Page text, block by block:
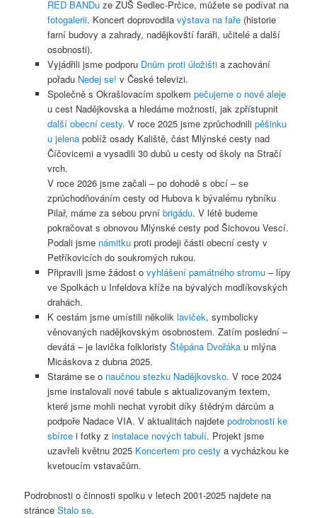
RED BANDuze ZUŠ Sedlec-Prčice, můžete se podívat na
fotogalerii. Koncert doprovodila výstava na faře(historie
farní budovy a zahrady, nadějkovští faráři, učitelé a další
osobnosti).
Vyjádřili jsme podporu Dnům proti úložištia zachování
pořadu Nedej se! v České televizi.
Společně s Okrašlovacím spolkem pečujeme o nové aleje
u cest Nadějkovska a hledáme možnosti, jak zpřístupnit
další obecní cesty. V roce 2025 jsme zprůchodnili pěšinku
u jelenapoblíž osady Kaliště, část Mlýnské cesty nad
Číčovicemi a vysadili 30 dubů u cesty od školy na Stračí
vrch.
V roce 2026 jsme začali – po dohodě s obcí – se
zprůchodňováním cesty od Hubova k bývalému rybníku
Pilař, máme za sebou první brigádu. V létě budeme
pokračovat s obnovou Mlýnské cesty pod Šichovou Vescí.
Podali jsme námitku proti prodeji části obecní cesty v
Petříkovicích do soukromých rukou.
Připravili jsme žádost o vyhlášení památného stromu– lípy
ve Spolkách u Infeldova kříže na bývalých modlíkovských
drahách.
K cestám jsme umístili několik laviček, symbolicky
věnovaných nadějkovským osobnostem. Zatím poslední –
devátá – je lavička folkloristy Štěpána Dvořákau mlýna
Micáskova z dubna 2025.
Staráme se o naučnou stezku Nadějkovsko. V roce 2024
jsme instalovali nové tabule s aktualizovaným textem,
které jsme mohli nechat vyrobit díky štědrým dárcům a
podpoře Nadace VIA. V aktualitách najdete podrobnosti ke
sbírcei fotky z instalace nových tabulí. Projekt jsme
uzavřeli květnu 2025 Koncertem pro cesty a vycházkou ke
kvetoucím vstavačům.
Podrobnosti o činnosti spolku v letech 2001-2025 najdete na
stránceStalo se.